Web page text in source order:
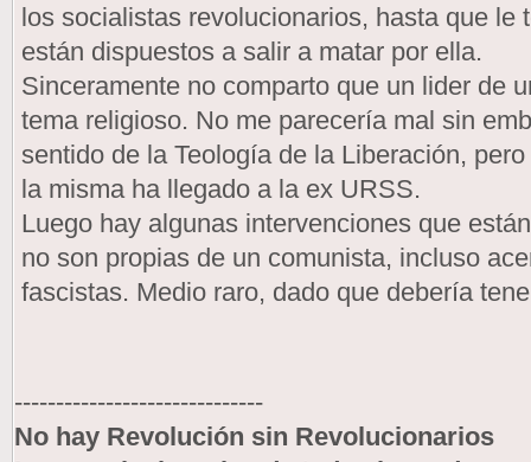
los socialistas revolucionarios, hasta que le
están dispuestos a salir a matar por ella.
Sinceramente no comparto que un lider de
tema religioso. No me parecería mal sin
sentido de la Teología de la Liberación,
la misma ha llegado a la ex URSS.
Luego hay algunas intervenciones que
no son propias de un comunista, incluso
fascistas. Medio raro, dado que debería
------------------------------
No hay Revolución sin Revolucionarios